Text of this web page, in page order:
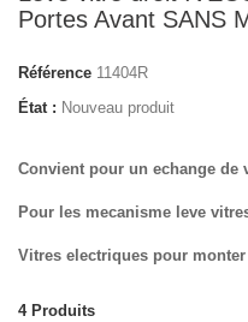
Portes Avant SANS
Référence 11404R
État : Nouveau produit
Convient pour un echange de
Pour les mecanisme leve
Vitres electriques pour
4 Produits